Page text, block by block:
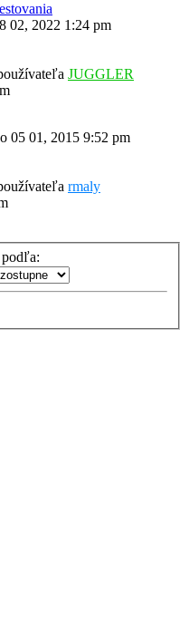
02, 2022 1:24 pm
JUGGLER
05 01, 2015 9:52 pm
rmaly